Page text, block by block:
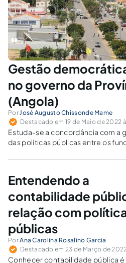
Gestão
no governo da
(Angola)
Por José Augusto Chissonde Mame
Destacado em 19 de Maio de 2022
Estuda-se a concordância com a
das políticas públicas entre os
Entendendo a
contabilidade
relação com
públicas
PorAna Carolina Rosalino Garcia
Destacado em 23 de Março de
Conhecer contabilidade pública